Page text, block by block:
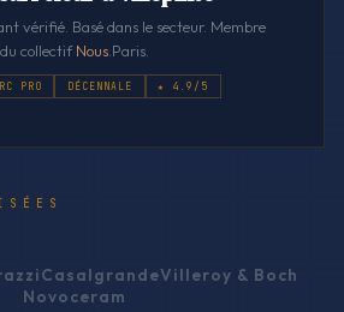
vérifié. Basé dans le secteur. Membre
du collectifNous .Paris.
RC PRO DÉCENNALE ★ 4.9/5
CasalgrandeVilleroy & Boch
Novoceram